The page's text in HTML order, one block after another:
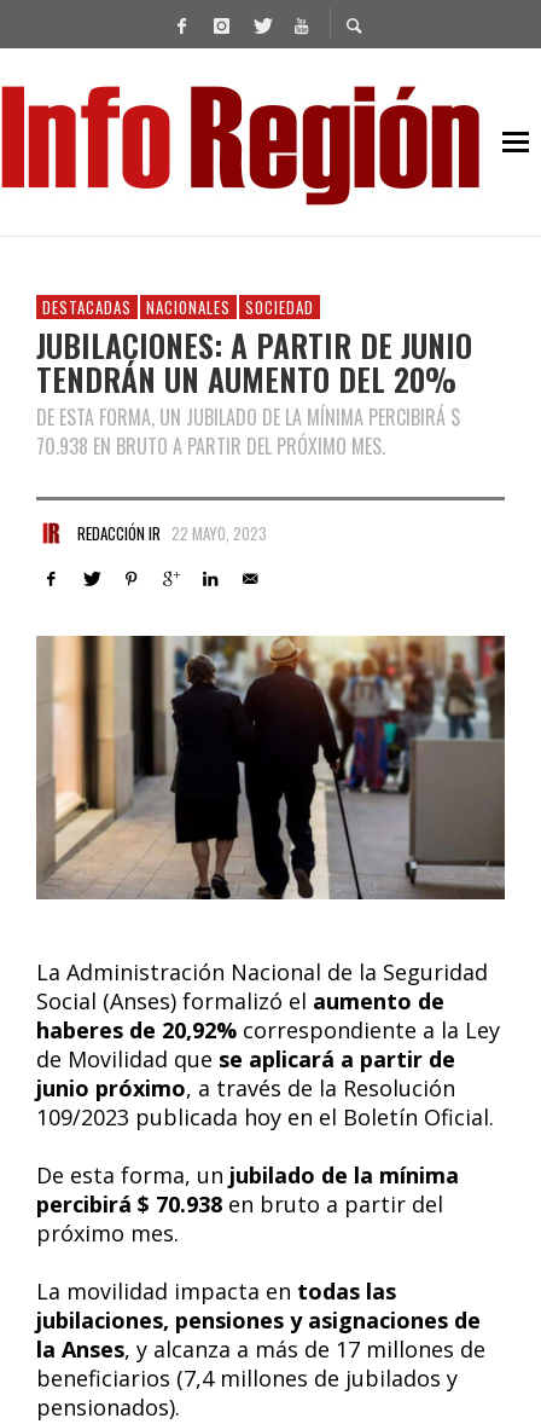
DESTACADAS NACIONALES SOCIEDAD
JUBILACIONES: A PARTIR DE JUNIO
TENDRÁN UN AUMENTO DEL 20%
DE ESTA FORMA, UN JUBILADO DE LA MÍNIMA PERCIBIRÁ $
70.938 EN BRUTO A PARTIR DEL PRÓXIMO MES.
REDACCIÓN IR 22 MAYO, 2023
La Administración Nacional de la Seguridad
Social (Anses) formalizó el aumento de
haberes de 20,92% correspondiente a la Ley
de Movilidad que se aplicará a partir de
junio próximo, a través de la Resolución
109/2023 publicada hoy en el Boletín Oficial.
De esta forma, un jubilado de la mínima
percibirá $ 70.938 en bruto a partir del
próximo mes.
La movilidad impacta en todas las
jubilaciones, pensiones y asignaciones de
la Anses, y alcanza a más de 17 millones de
beneficiarios (7,4 millones de jubilados y
pensionados).